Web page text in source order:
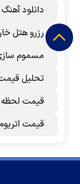
دانلود
رزرو هتل
مسموم
تحلیل قیمت
قیمت
قیمت